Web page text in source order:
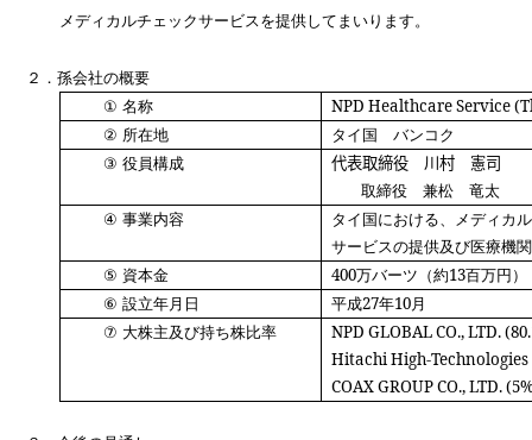
メディカルチェックサービスを提供してまいります。
２．孫会社の概要
① 名称
NPD Healthcare Service
② 所在地
タイ国 バンコク
③ 役員構成
代表取締役 川村 憲司
取締役 兼松 竜太
④ 事業内容
タイ国における、メディカ
サービスの提供及び医療機
⑤ 資本金 400万バーツ（約13百万円）
⑥ 設立年月日 平成27年10月
⑦ 大株主及び持ち株比率
NPD GLOBAL CO., LTD.
Hitachi High-Technologies
COAX GROUP CO., LTD.